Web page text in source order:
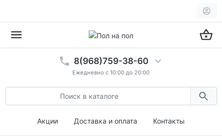
8(968)759-38-60
Ежедневно с 10:00 до 20:00
Акции Доставка и оплата Контакты